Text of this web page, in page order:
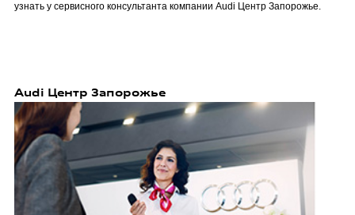
узнать у сервисного консультанта компании Audi Центр Запорожье.
Audi Центр Запорожье